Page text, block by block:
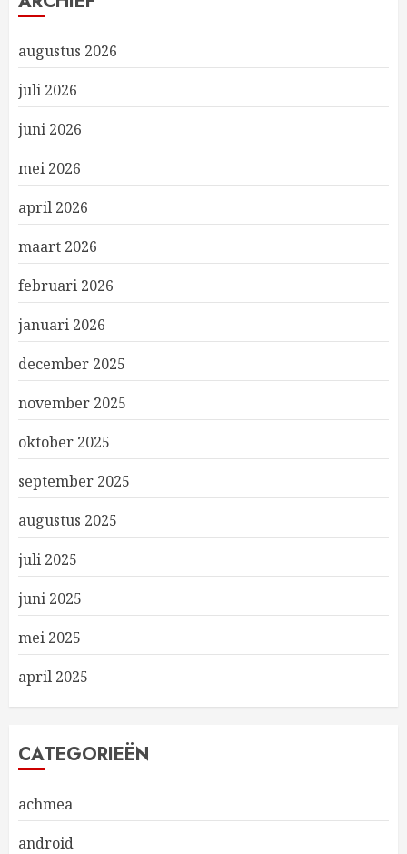
augustus 2026
juli 2026
juni 2026
mei 2026
april 2026
maart 2026
februari 2026
januari 2026
december 2025
november 2025
oktober 2025
september 2025
augustus 2025
juli 2025
juni 2025
mei 2025
april 2025
CATEGORIEËN
achmea
android